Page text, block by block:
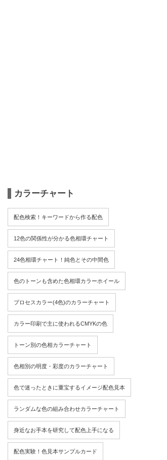
カラーチャート
配色検索！キーワードから作る配色
12色の関係性が分かる色相環チャート
24色相環チャート！純色とその中間色
色のトーンも含めた色相環カラーホイール
プロセスカラー(4色)のカラーチャート
カラー印刷で主に使われるCMYKの色
トーン別の色相カラーチャート
色相別の明度・彩度のカラーチャート
色で迷ったときに重宝するイメージ配色見本
ランダムな色の組み合わせカラーチャート
身近なお手本を研究して配色上手になる
配色実験！色見本サンプルカード